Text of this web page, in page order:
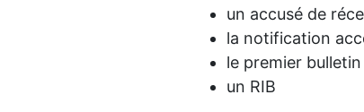
un accusé de
la notification
le premier
un RIB